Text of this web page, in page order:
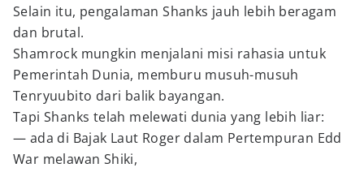
Selain itu, pengalaman Shanks jauh lebih beragam
dan brutal.
Shamrock mungkin menjalani misi rahasia untuk
Pemerintah Dunia, memburu musuh-musuh
Tenryuubito dari balik bayangan.
Tapi Shanks telah melewati dunia yang lebih liar:
— ada di Bajak Laut Roger dalam Pertempuran Edd
War melawan Shiki,